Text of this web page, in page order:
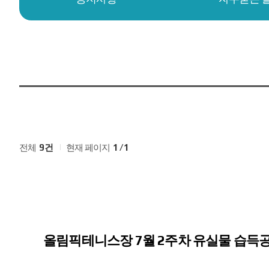
전체 9건 현재 페이지 1 / 1
올림픽테니스장 7월 2주차 유실물 습득